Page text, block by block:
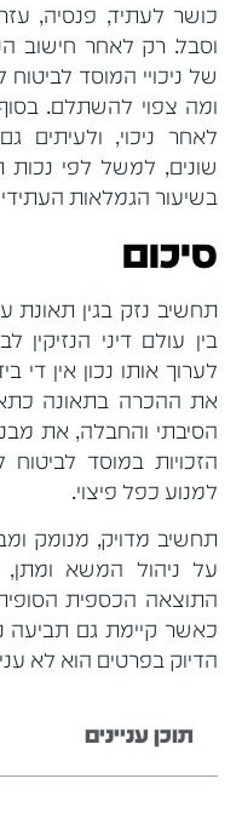
כושר לעתיד, פנסיה,
וסבל. רק לאחר חישוב
של ניכויי המוסד
ומה צפוי להשתלם.
לאחר ניכוי, ולעיתים
שונים, למשל לפי נכות
בשיעור הגמלאות
סיכום
תחשיב נזק בגין
בין עולם דיני הנזיקין
לערוך אותו נכון אין די
את ההכרה בתאונה
הסיבתי והחבלה, את
הזכויות במוסד לביטוח
למנוע כפל פיצוי.
תחשיב מדויק, מנומק
על ניהול המשא
התוצאה הכספית
כאשר קיימת גם תביעה
הדיוק בפרטים הוא לא
תוכן עניינים